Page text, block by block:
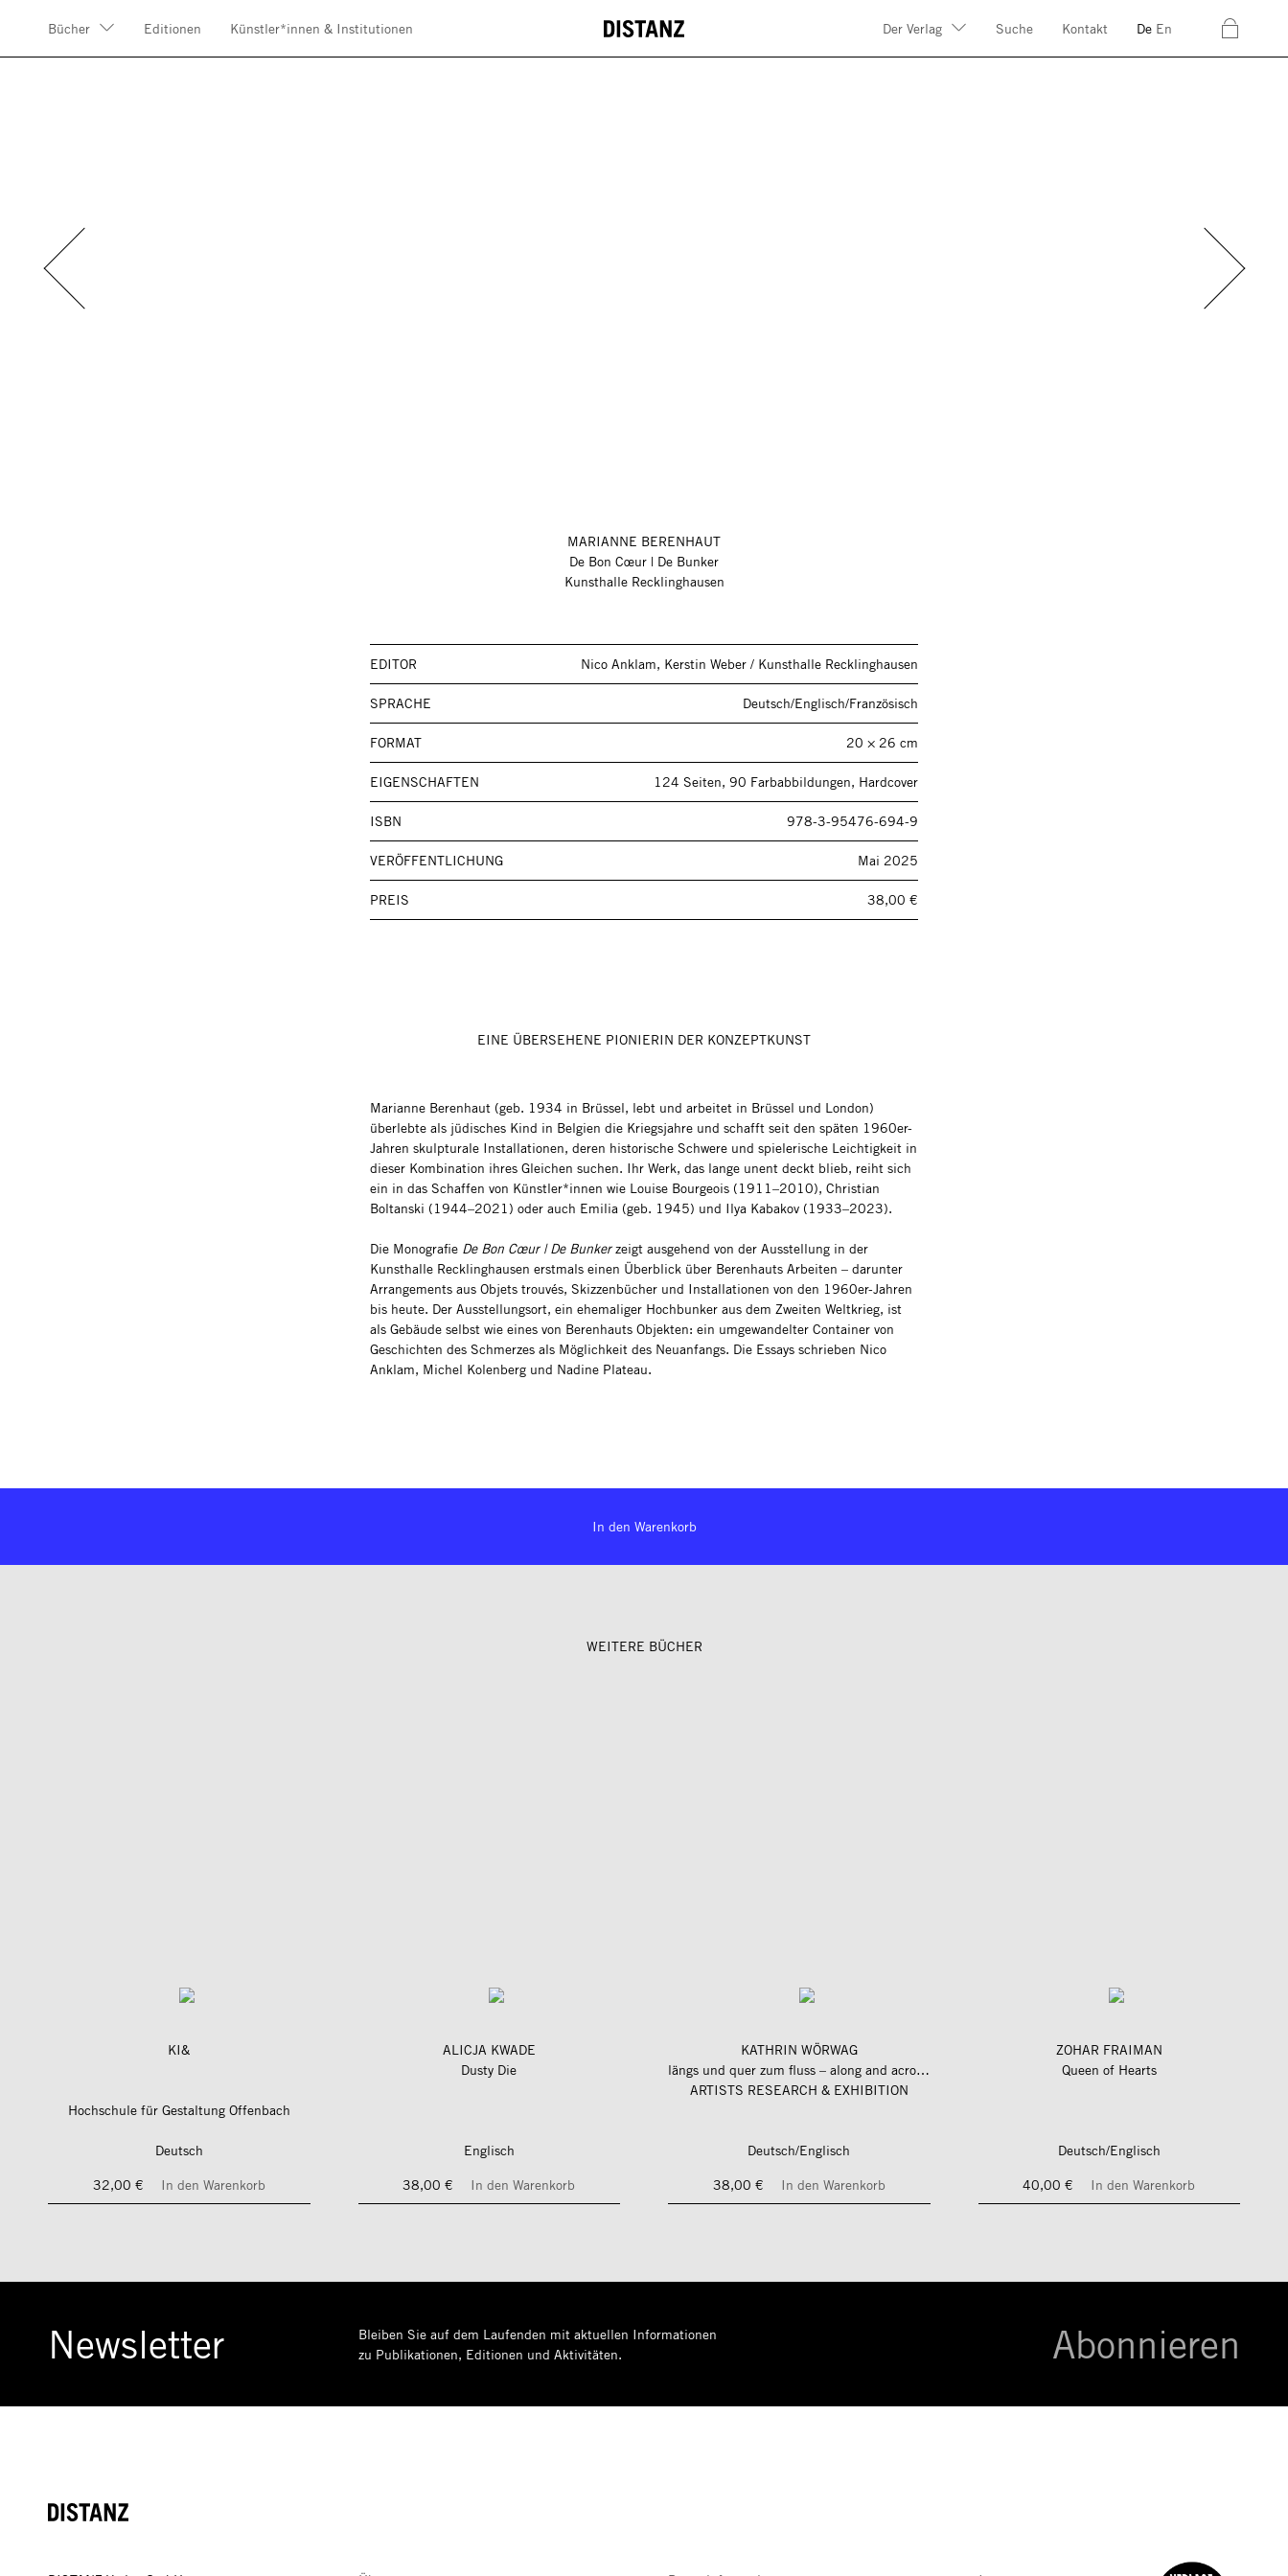
Bücher
Editionen Künstler*innen & Institutionen Der Verlag Suche Kontakt De En c
MARIANNE BERENHAUT
De Bon Cœur | De Bunker
Kunsthalle Recklinghausen
EDITOR Nico Anklam, Kerstin Weber / Kunsthalle Recklinghausen
SPRACHE Deutsch/Englisch/Französisch
FORMAT 20 × 26 cm
EIGENSCHAFTEN 124 Seiten, 90 Farbabbildungen, Hardcover
ISBN 978-3-95476-694-9
VERÖFFENTLICHUNG Mai 2025
PREIS 38,00 €
EINE ÜBERSEHENE PIONIERIN DER KONZEPTKUNST
Marianne Berenhaut (geb. 1934 in Brüssel, lebt und arbeitet in Brüssel und London)
überlebte als jüdisches Kind in Belgien die Kriegsjahre und schafft seit den späten 1960er-
Jahren skulpturale Installationen, deren historische Schwere und spielerische Leichtigkeit in
dieser Kombination ihres Gleichen suchen. Ihr Werk, das lange unent deckt blieb, reiht sich
ein in das Schaffen von Künstler*innen wie Louise Bourgeois (1911–2010), Christian
Boltanski (1944–2021) oder auch Emilia (geb. 1945) und Ilya Kabakov (1933–2023).
Die Monografie De Bon Cœur | De Bunkerzeigt ausgehend von der Ausstellung in der
Kunsthalle Recklinghausen erstmals einen Überblick über Berenhauts Arbeiten – darunter
Arrangements aus Objets trouvés, Skizzenbücher und Installationen von den 1960er-Jahren
bis heute. Der Ausstellungsort, ein ehemaliger Hochbunker aus dem Zweiten Weltkrieg, ist
als Gebäude selbst wie eines von Berenhauts Objekten: ein umgewandelter Container von
Geschichten des Schmerzes als Möglichkeit des Neuanfangs. Die Essays schrieben Nico
Anklam, Michel Kolenberg und Nadine Plateau.
In den Warenkorb
WEITERE BÜCHER
KI&
Hochschule für Gestaltung Offenbach
Deutsch
32,00 €
In den Warenkorb
ALICJA KWADE
Dusty Die
Englisch
38,00 €
In den Warenkorb
KATHRIN WÖRWAG
längs und quer zum fluss – along and across the river
ARTISTS RESEARCH & EXHIBITION
Deutsch/Englisch
38,00 €
In den Warenkorb
ZOHAR FRAIMAN
Queen of Hearts
Deutsch/Englisch
40,00 €
In den Warenkorb
Newsletter
Bleiben Sie auf dem Laufenden mit aktuellen Informationen
zu Publikationen, Editionen und Aktivitäten.
Abonnieren
DISTANZ